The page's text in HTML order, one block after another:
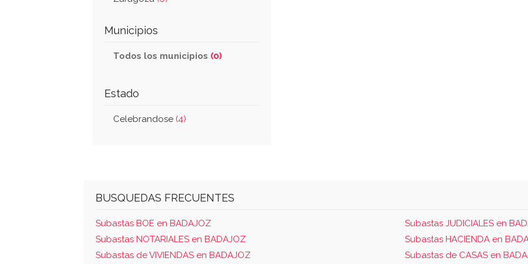
Municipios
Todos los municipios (0)
Estado
Celebrandose (4)
BUSQUEDAS FRECUENTES
Subastas BOE en BADAJOZ
Subastas JUDICIALES en
Subastas NOTARIALES en BADAJOZ
Subastas HACIENDA en
Subastas de VIVIENDAS en BADAJOZ
Subastas de CASAS en